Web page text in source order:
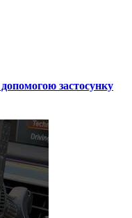
застосунку